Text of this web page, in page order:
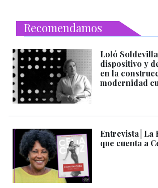
Recomendamos
Loló
dispositivo y
en la
modernidad
Entrevista│La
que cuenta a